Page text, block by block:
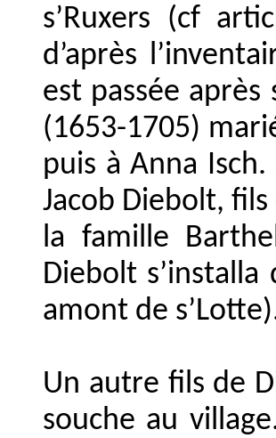
s’Ruxers (cf
d’après
est passée
(1653-1705)
puis à Anna
Jacob Diebolt,
la famille
Diebolt
amont de
Un autre fils de
souche au